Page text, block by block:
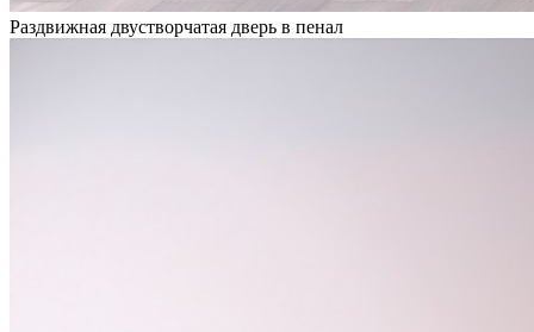
Раздвижная двустворчатая дверь в пенал